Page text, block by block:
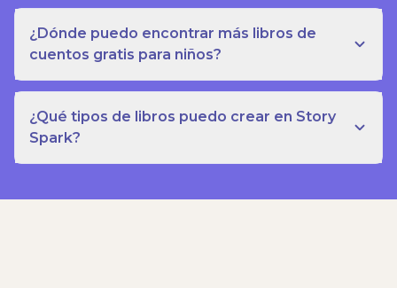
¿Dónde puedo encontrar más libros de
cuentos gratis para niños?
¿Qué tipos de libros puedo crear en Story
Spark?